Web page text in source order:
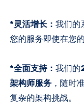
*灵活增长： 我们的
您的服务即使在您
*全面支持： 我们的
架构师服务 ，随时
复杂的架构挑战。